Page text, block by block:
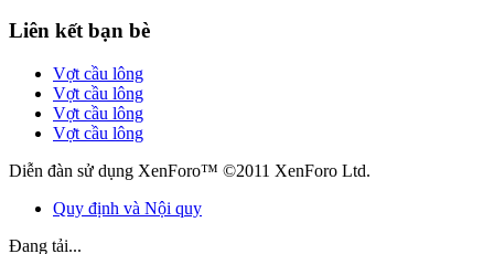
Liên kết bạn bè
Vợt cầu lông
Vợt cầu lông
Vợt cầu lông
Vợt cầu lông
Diễn đàn sử dụng XenForo™ ©2011 XenForo Ltd.
Quy định và Nội quy
Đang tải...